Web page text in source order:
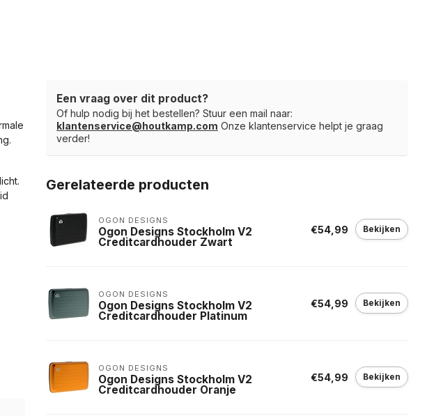
Een vraag over dit product?
Of hulp nodig bij het bestellen? Stuur een mail naar:
klantenservice@houtkamp.com Onze klantenservice helpt je graag
verder!
Gerelateerde producten
OGON DESIGNS
Ogon Designs Stockholm V2
Creditcardhouder Zwart
€54,99 Bekijken
OGON DESIGNS
Ogon Designs Stockholm V2
Creditcardhouder Platinum
€54,99 Bekijken
OGON DESIGNS
Ogon Designs Stockholm V2
Creditcardhouder Oranje
€54,99 Bekijken